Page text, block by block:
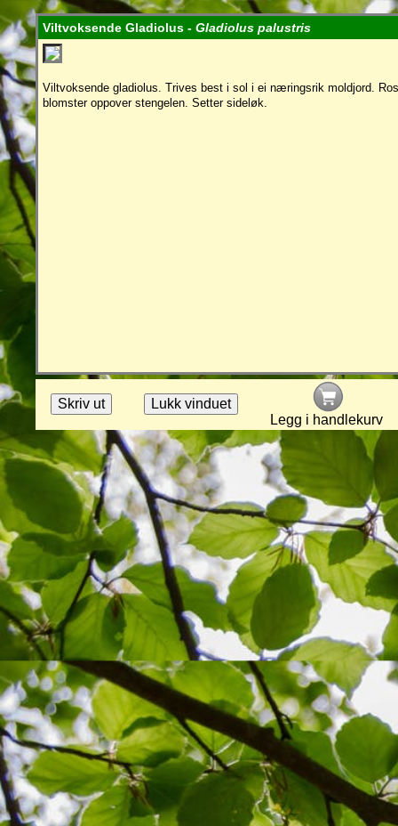
Viltvoksende Gladiolus - Gladiolus palustris
Viltvoksende gladiolus. Trives best i sol i ei næringsrik moldjord.
blomster oppover stengelen. Setter sideløk.
Legg i handlekurv